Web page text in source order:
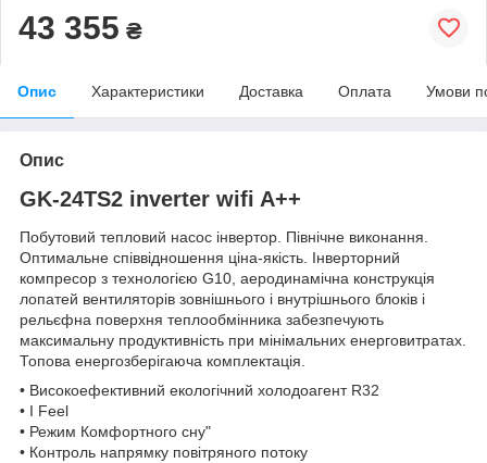
43 355 ₴
Опис Характеристики Доставка Оплата Умови
Опис
GK-24TS2 inverter wifi A++
Побутовий тепловий насос інвертор. Північне виконання.
Оптимальне співвідношення ціна-якість. Інверторний
компресор з технологією G10, аеродинамічна конструкція
лопатей вентиляторів зовнішнього і внутрішнього блоків і
рельєфна поверхня теплообмінника забезпечують
максимальну продуктивність при мінімальних енерговитратах.
Топова енергозберігаюча комплектація.
• Високоефективний екологічний холодоагент R32
• I Feel
• Режим Комфортного сну"
• Контроль напрямку повітряного потоку